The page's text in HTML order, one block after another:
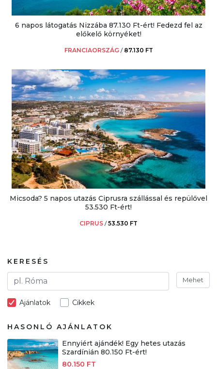
6 napos látogatás Nizzába 87.130 Ft-ért! Fedezd fel az
előkelő környéket!
FRANCIAORSZÁG / 87.130 FT
Micsoda? 5 napos utazás Ciprusra szállással és repülővel
53.530 Ft-ért!
CIPRUS /53.530 FT
KERESÉS
Mehet
Ajánlatok Cikkek
HASONLÓ AJÁNLATOK
Ennyiért ajándék! Egy hetes utazás
Szardínián 80.150 Ft-ért!
80.150 FT